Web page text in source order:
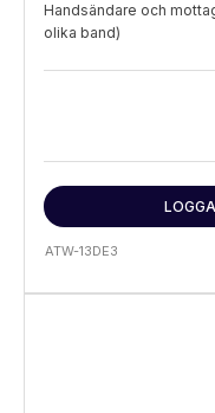
Handsändare och
olika band)
ATW-13DE3